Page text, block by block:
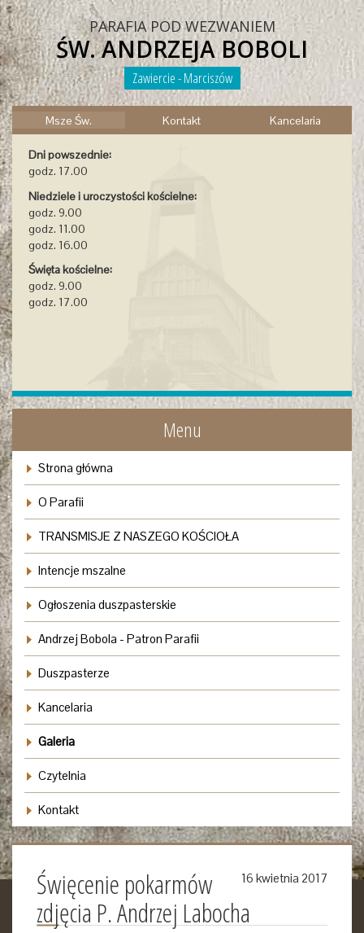
PARAFIA POD WEZWANIEM
ŚW. ANDRZEJA BOBOLI
Zawiercie - Marciszów
Msze Św. Kontakt Kancelaria
Dni powszednie:
godz. 17.00
Niedziele i uroczystości kościelne:
godz. 9.00
godz. 11.00
godz. 16.00
Święta kościelne:
godz. 9.00
godz. 17.00
Menu
Strona główna
O Parafii
TRANSMISJE Z NASZEGO KOŚCIOŁA
Intencje mszalne
Ogłoszenia duszpasterskie
Andrzej Bobola - Patron Parafii
Duszpasterze
Kancelaria
Galeria
Czytelnia
Kontakt
16 kwietnia 2017
Święcenie pokarmów
zdjęcia P. Andrzej Labocha